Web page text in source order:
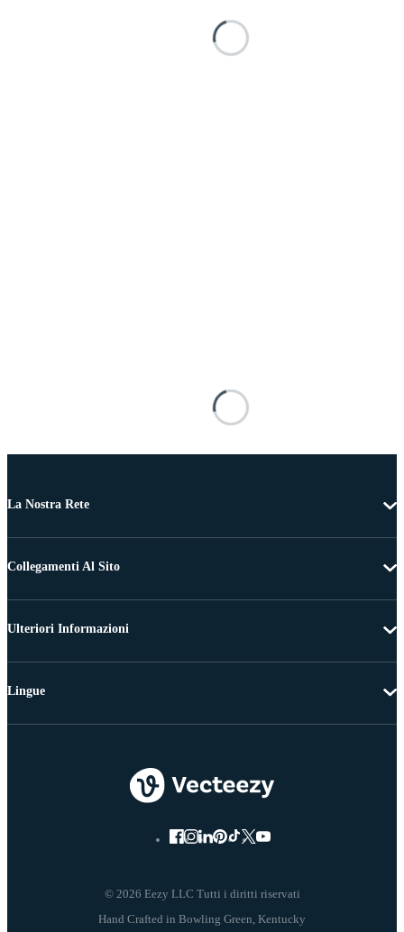
La Nostra Rete
Collegamenti Al Sito
Ulteriori Informazioni
© 2026 Eezy LLC Tutti i diritti riservati
Lingue